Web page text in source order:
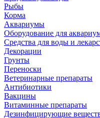
Рыбы
Корма
Аквариумы
Оборудование для
Средства для воды и
Декорации
Грунты
Переноски
Ветеринарные препараты
Антибиотики
Вакцины
Витаминные препараты
Дезинфицирующие